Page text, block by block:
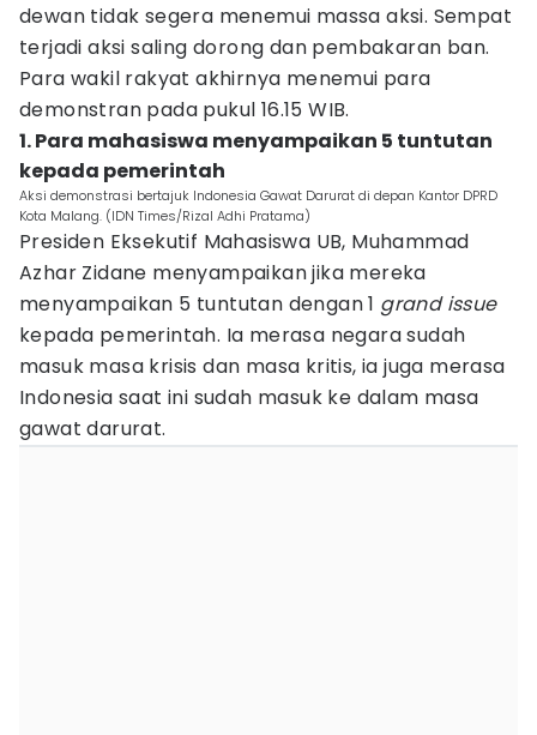
dewan tidak segera menemui massa aksi. Sempat
terjadi aksi saling dorong dan pembakaran ban.
Para wakil rakyat akhirnya menemui para
demonstran pada pukul 16.15 WIB.
1. Para mahasiswa menyampaikan 5 tuntutan
kepada pemerintah
Aksi demonstrasi bertajuk Indonesia Gawat Darurat di depan Kantor DPRD
Kota Malang. (IDN Times/Rizal Adhi Pratama)
Presiden Eksekutif Mahasiswa UB, Muhammad
Azhar Zidane menyampaikan jika mereka
menyampaikan 5 tuntutan dengan 1 grand issue
kepada pemerintah. Ia merasa negara sudah
masuk masa krisis dan masa kritis, ia juga merasa
Indonesia saat ini sudah masuk ke dalam masa
gawat darurat.